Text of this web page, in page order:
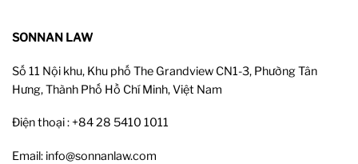
SONNAN LAW
Số 11 Nội khu, Khu phố The Grandview CN1-3, Phường Tân
Hưng, Thành Phố Hồ Chí Minh, Việt Nam
Điện thoại : +84 28 5410 1011
Email: info@sonnanlaw.com